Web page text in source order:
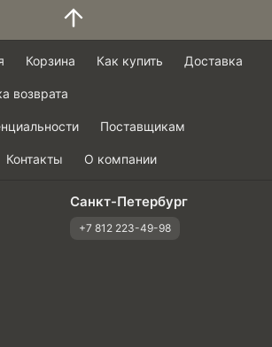
Корзина Как купить Доставка
возврата
Поставщикам
Контакты О компании
Санкт-Петербург
+7 812 223-49-98